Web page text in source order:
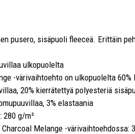
pusero, sisäpuoli fleeceä. Erittäin
ulkopuolelta
-värivaihtoehto on ulkopuolelta
20% kierrätettyä polyesteriä
3% elastaania
280 g/m²
Charcoal Melange -värivaihtoehdossa: